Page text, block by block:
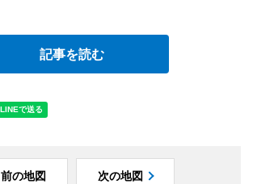
記事を読む
前の地図 次の地図